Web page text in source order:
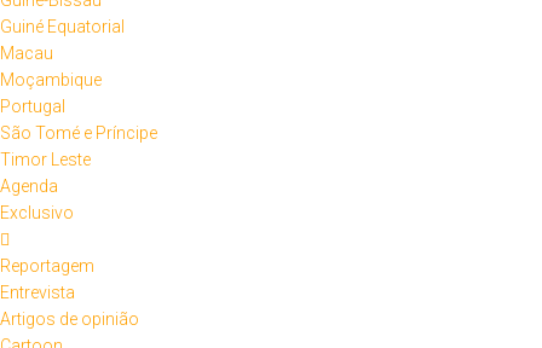
Guiné Equatorial
Macau
Moçambique
Portugal
São Tomé e Príncipe
Timor Leste
Agenda
Exclusivo
Reportagem
Entrevista
Artigos de opinião